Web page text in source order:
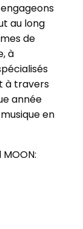
au long
de
à
à travers
année
en